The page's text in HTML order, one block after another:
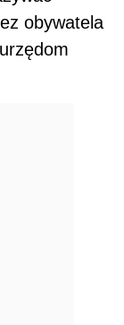
obywatela